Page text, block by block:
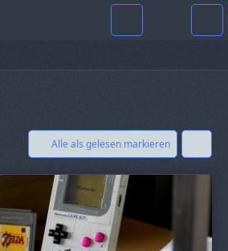
Alle als gelesen markieren